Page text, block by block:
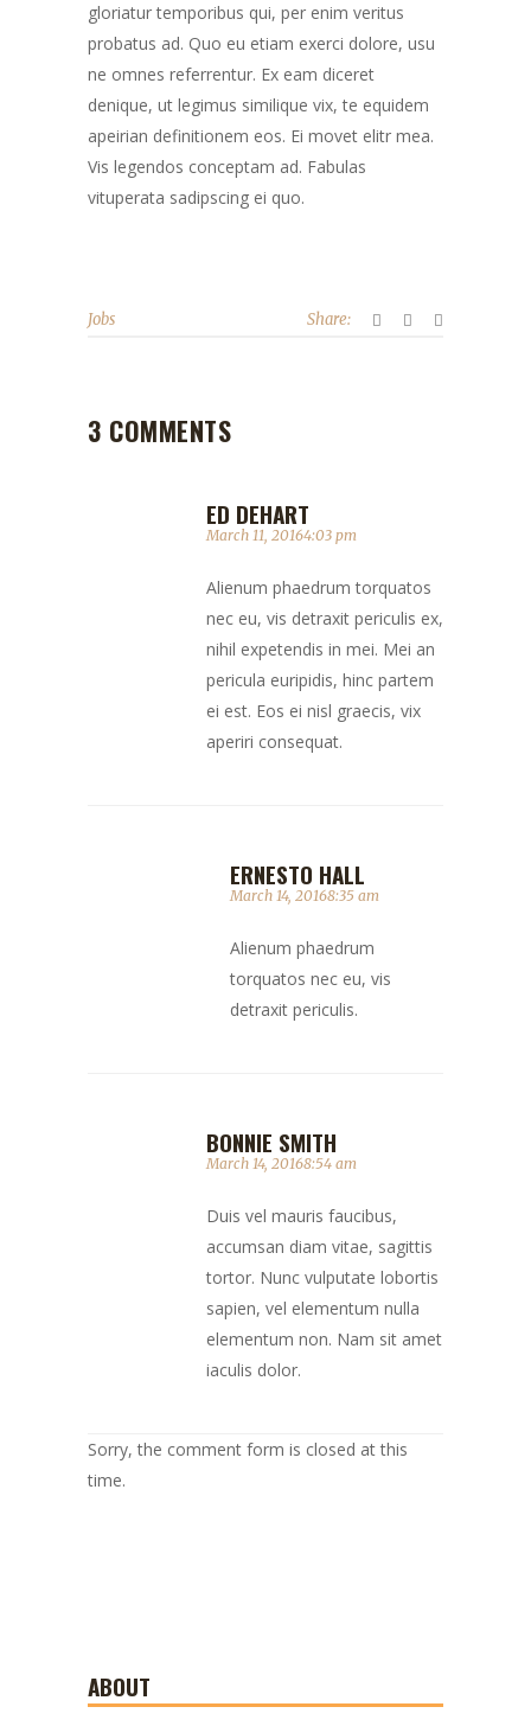
gloriatur temporibus qui, per enim veritus
probatus ad. Quo eu etiam exerci dolore, usu
ne omnes referrentur. Ex eam diceret
denique, ut legimus similique vix, te equidem
apeirian definitionem eos. Ei movet elitr mea.
Vis legendos conceptam ad. Fabulas
vituperata sadipscing ei quo.
Jobs Share:
3 COMMENTS
ED DEHART
March 11, 20164:03 pm
Alienum phaedrum torquatos
nec eu, vis detraxit periculis ex,
nihil expetendis in mei. Mei an
pericula euripidis, hinc partem
ei est. Eos ei nisl graecis, vix
aperiri consequat.
ERNESTO HALL
March 14, 20168:35 am
Alienum phaedrum
torquatos nec eu, vis
detraxit periculis.
BONNIE SMITH
March 14, 20168:54 am
Duis vel mauris faucibus,
accumsan diam vitae, sagittis
tortor. Nunc vulputate lobortis
sapien, vel elementum nulla
elementum non. Nam sit amet
iaculis dolor.
Sorry, the comment form is closed at this
time.
ABOUT